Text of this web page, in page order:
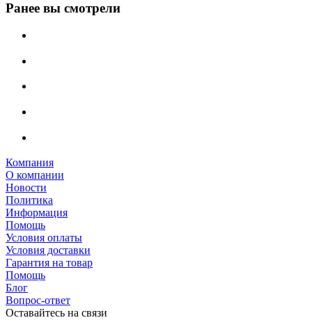
Ранее вы смотрели
Компания
О компании
Новости
Политика
Информация
Помощь
Условия оплаты
Условия доставки
Гарантия на товар
Помощь
Блог
Вопрос-ответ
Оставайтесь на связи